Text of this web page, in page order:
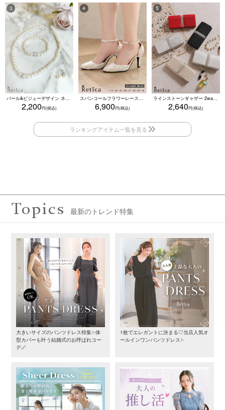
パール&ビジューデザイン ネックレス×ピアス×ブレスレット アクセサリー3set
2,200
スパンコールフラワーレースアンクルストラップハイヒールセパレートパンプス (ベージュ)
6,900
ラインストーンギャザー 2wayプリーツクラッチバッグ(ベージュ/シルバー/ブラック/ホワイト/レッド)
2,640
Topics 最新のトレンド特集
大きいサイズのパンツドレス特集✨体
型カバーも叶う結婚式のお呼ばれコー
デ🪄
1枚でエレガントに決まる♡当店人気オ
ールインワンパンツドレス✨